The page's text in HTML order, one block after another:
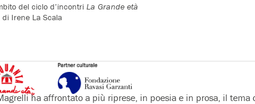
del ciclo d’incontriLa Grande età
Irene La Scala
ha affrontato a più riprese, in poesia e in prosa, il tema